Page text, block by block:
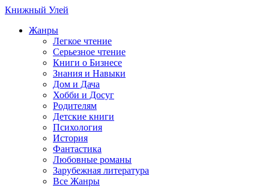
Книжный Улей
Жанры
Легкое чтение
Серьезное чтение
Книги о Бизнесе
Знания и Навыки
Дом и Дача
Хобби и Досуг
Родителям
Детские книги
Психология
История
Фантастика
Любовные романы
Зарубежная литература
Все Жанры